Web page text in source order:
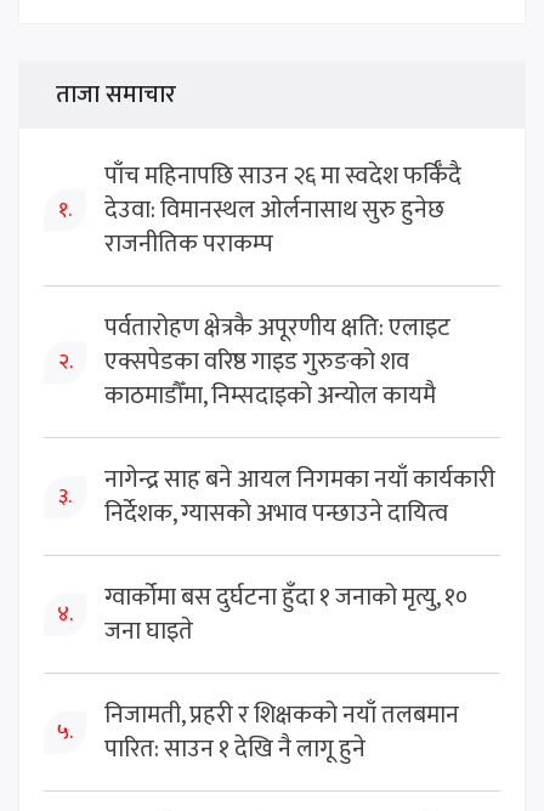
ताजा समाचार
१.
पाँच महिनापछि साउन २६ मा स्वदेश फर्किँदै
देउवा: विमानस्थल ओर्लनासाथ सुरु हुनेछ
राजनीतिक पराकम्प
२.
पर्वतारोहण क्षेत्रकै अपूरणीय क्षति: एलाइट
एक्सपेडका वरिष्ठ गाइड गुरुङको शव
काठमाडौँमा, निम्सदाइको अन्योल कायमै
३.
नागेन्द्र साह बने आयल निगमका नयाँ कार्यकारी
निर्देशक, ग्यासको अभाव पन्छाउने दायित्व
४.
ग्वार्कोमा बस दुर्घटना हुँदा १ जनाको मृत्यु, १०
जना घाइते
५.
निजामती, प्रहरी र शिक्षकको नयाँ तलबमान
पारित: साउन १ देखि नै लागू हुने